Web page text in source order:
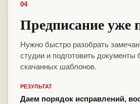
04
Предписание уже
Нужно быстро разобрать
студии и подготовить документы
скачанных шаблонов.
РЕЗУЛЬТАТ
Даем порядок исправлений,